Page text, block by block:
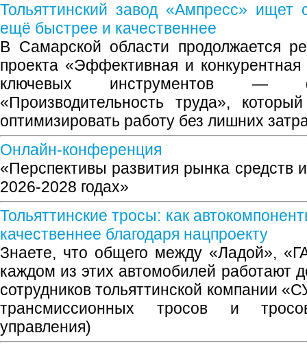
Тольяттинский завод «Ампресс» ищет
ещё быстрее и качественнее
В Самарской области продолжается
проекта «Эффективная и
ключевых инструментов —
«Производительность труда»,
оптимизировать работу без лишних
Онлайн-конференция
«Перспективы развития рынка средств
2026-2028 годах»
Тольяттинские тросы: как
качественнее благодаря нацпроекту
Знаете, что общего между «Ладой»,
каждом из этих автомобилей работают
сотрудников тольяттинской компании
трансмиссионных тросов и
управления)